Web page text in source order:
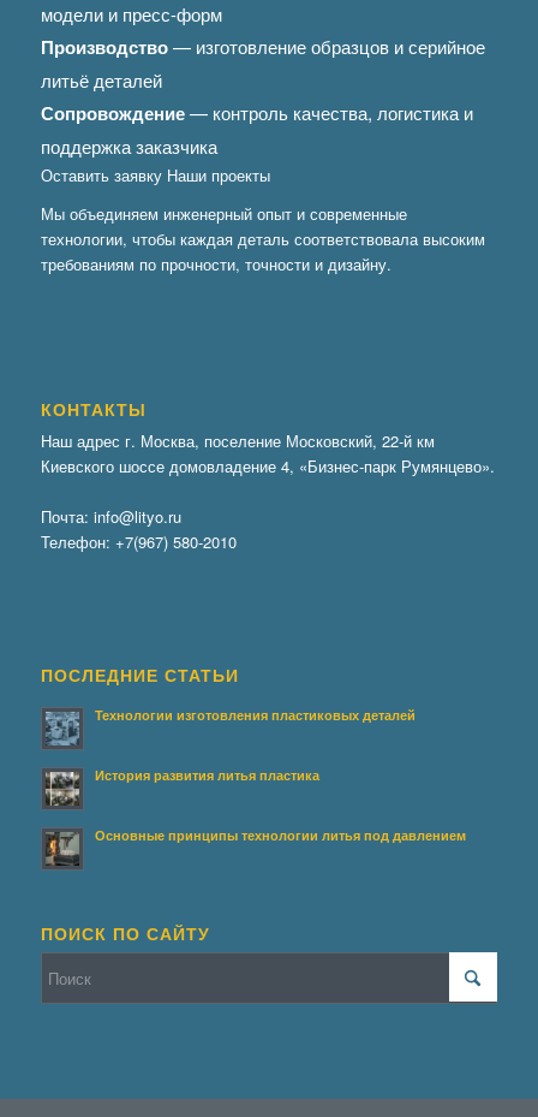
модели и пресс-форм
Производство— изготовление образцов и серийное
литьё деталей
Сопровождение— контроль качества, логистика и
поддержка заказчика
Оставить заявку Наши проекты
Мы объединяем инженерный опыт и современные
технологии, чтобы каждая деталь соответствовала высоким
требованиям по прочности, точности и дизайну.
КОНТАКТЫ
Наш адрес г. Москва, поселение Московский, 22-й км
Киевского шоссе домовладение 4, «Бизнес-парк Румянцево».
Почта: info@lityo.ru
Телефон: +7(967) 580-2010
ПОСЛЕДНИЕ СТАТЬИ
Технологии изготовления пластиковых деталей
История развития литья пластика
Основные принципы технологии литья под давлением
ПОИСК ПО САЙТУ